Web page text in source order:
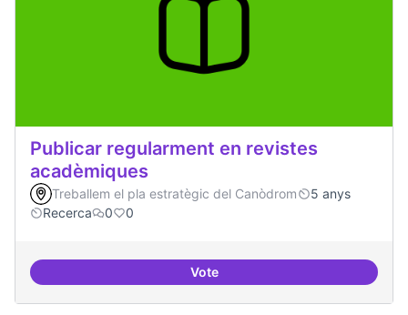
Publicar regularment en revistes
acadèmiques
Treballem el pla estratègic del Canòdrom
5 anys
Recerca
0 0
VotePublicar regularment en